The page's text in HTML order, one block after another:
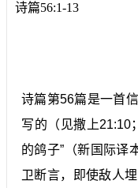
诗篇56:1-13
诗篇第56篇是一首
写的（见撒上21:10
的鸽子”（新国际译
卫断言，即使敌人